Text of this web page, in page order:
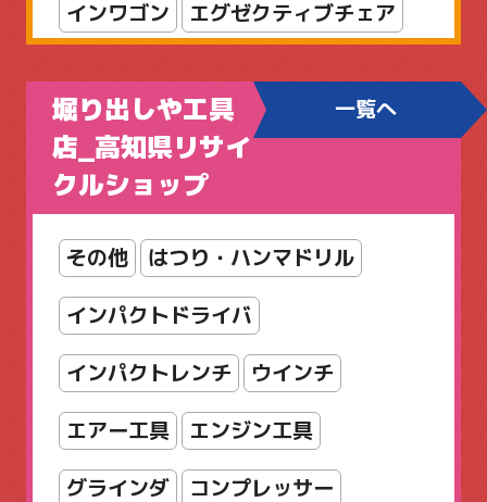
船竿
インワゴン エグゼクティブチェア
カウンター カリモク
シューズボックス
スタッキング スツール
スリッパラック セット
ダイヤル錠 パンフレットスタンド
パーティション
フォールディングテーブル
堀り出しや工具
店_高知県リサイ
クルショップ
一覧へ
その他 はつり・ハンマドリル
インパクトドライバ
インパクトレンチ ウインチ
エアー工具 エンジン工具
グラインダ コンプレッサー